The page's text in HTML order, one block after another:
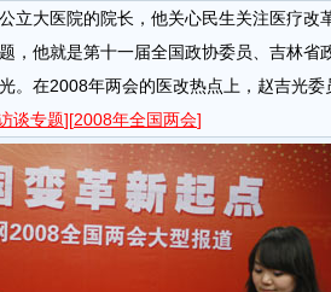
立大医院的院长，他关心民生关注医疗改
，他就是第十一届全国政协委员、吉林省
。在2008年两会的医改热点上，赵吉光委
谈专题][2008年全国两会]